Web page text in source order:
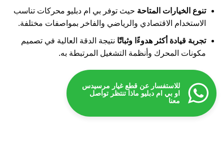
تنوع الخيارات المتاحة حيث توفر بي ام دبليو محركات تناسب
الاستخدام الاقتصادي والرياضي والفاخر بمواصفات مختلفة.
تجربة قيادة أكثر هدوءًا وثباتًا نتيجة الدقة العالية في تصميم
مكونات المحرك وأنظمة التشغيل المرتبطة به.
للاستفسار عن قطع غيار مرسيدس
او بي ام دبليو ماذا تنتظر تواصل
معنا